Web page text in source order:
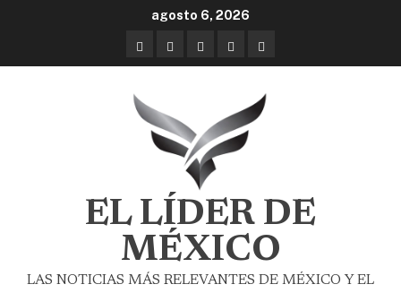
agosto 6, 2026
EL LÍDER DE
MÉXICO
LAS NOTICIAS MÁS RELEVANTES DE MÉXICO Y EL